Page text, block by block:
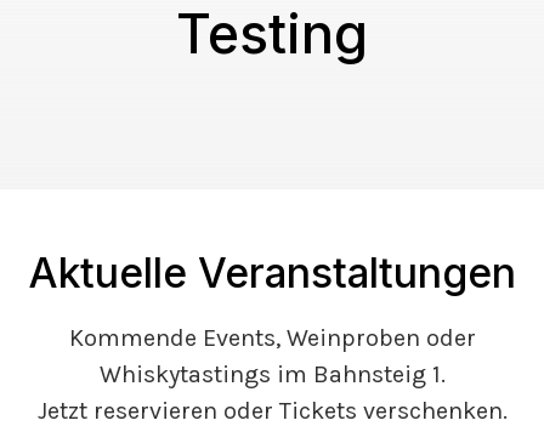
Testing
Aktuelle Veranstaltungen
Kommende Events, Weinproben oder
Whiskytastings im Bahnsteig 1.
Jetzt reservieren oder Tickets verschenken.